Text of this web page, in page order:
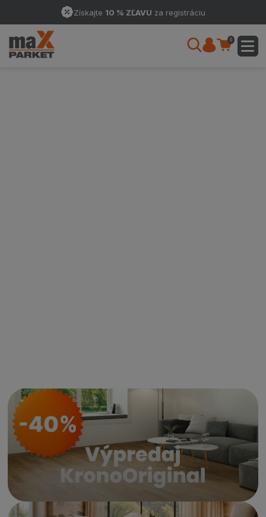
Získajte 10 % ZĽAVU za registráciu
0